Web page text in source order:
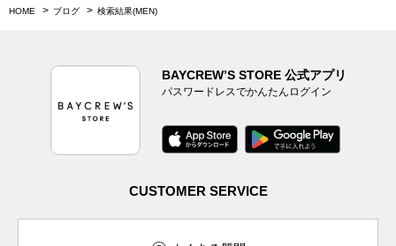
HOME ブログ 検索結果(MEN)
BAYCREW’S STORE 公式アプリ
パスワードレスでかんたんログイン
CUSTOMER SERVICE